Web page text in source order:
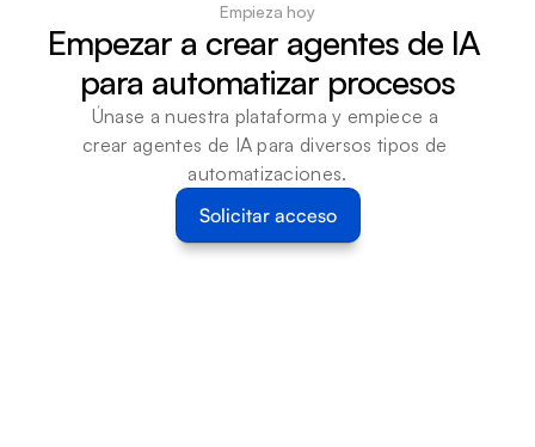
Empieza hoy
Empezar a crear agentes de IA
para automatizar procesos
Únase a nuestra plataforma y empiece a
crear agentes de IA para diversos tipos de
automatizaciones.
Solicitar acceso